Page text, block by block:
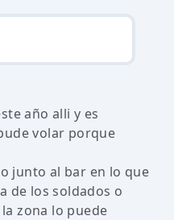
año alli y es
volar porque
junto al bar en lo que
de los soldados o
zona lo puede